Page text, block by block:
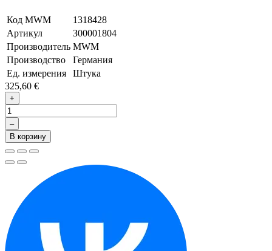
Код MWM
1318428
Артикул
З00001804
Производитель MWM
Производство
Германия
Ед. измерения
Штука
325,60 €
+
–
В корзину